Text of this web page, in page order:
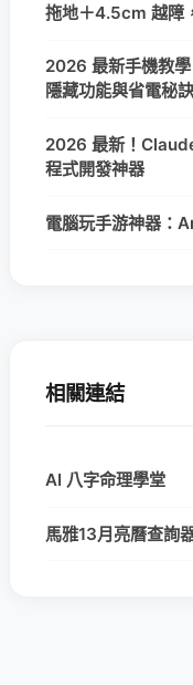
拖地＋4.5cm 越障
2026 最新手機教
隱藏功能與省電秘訣
2026 最新！
程式開發神器
電腦玩手游神器：
相關連結
AI 八字命理學堂
馬雅13月亮曆查詢